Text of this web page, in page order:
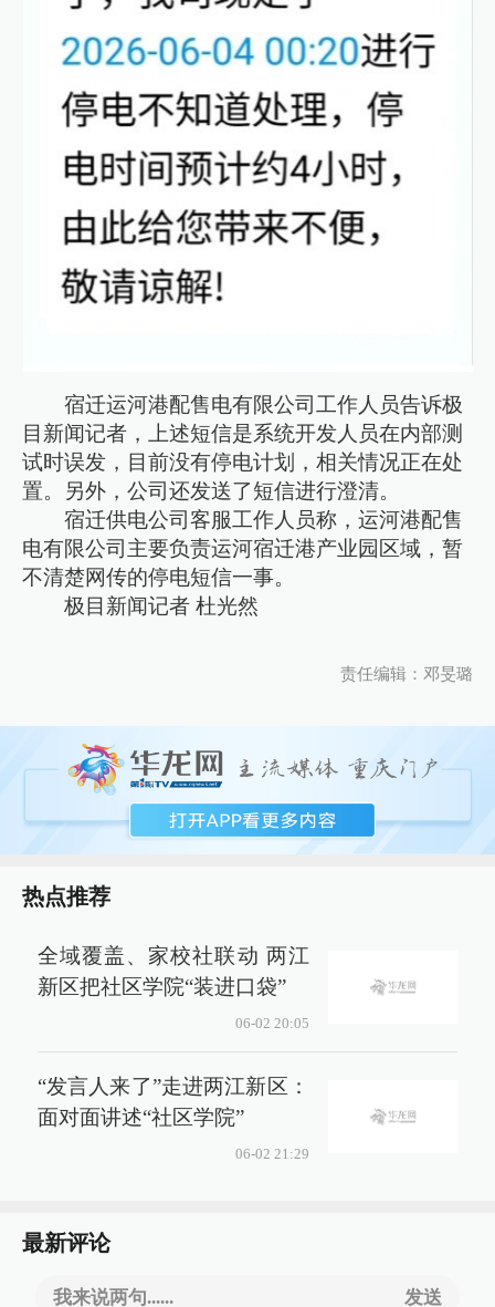
宿迁运河港配售电有限公司工作人员告诉极
目新闻记者，上述短信是系统开发人员在内部测
试时误发，目前没有停电计划，相关情况正在处
置。另外，公司还发送了短信进行澄清。
宿迁供电公司客服工作人员称，运河港配售
电有限公司主要负责运河宿迁港产业园区域，暂
不清楚网传的停电短信一事。
极目新闻记者 杜光然
责任编辑：邓旻璐
热点推荐
全域覆盖、家校社联动 两江
新区把社区学院“装进口袋”
06-02 20:05
“发言人来了”走进两江新区：
面对面讲述“社区学院”
06-02 21:29
最新评论
我来说两句...... 发送